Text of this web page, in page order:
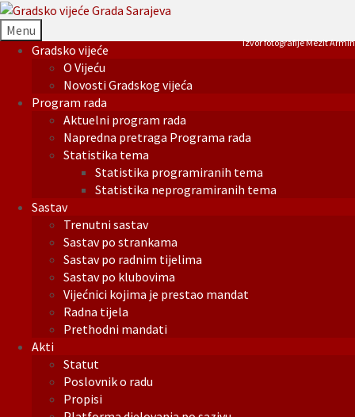
Menu
Gradsko vijeće
O Vijeću
Novosti Gradskog vijeća
Program rada
Aktuelni program rada
Napredna pretraga Programa rada
Statistika tema
Statistika programiranih tema
Statistika neprogramiranih tema
Sastav
Trenutni sastav
Sastav po strankama
Sastav po radnim tijelima
Sastav po klubovima
Vijećnici kojima je prestao mandat
Radna tijela
Prethodni mandati
Akti
Statut
Poslovnik o radu
Propisi
Izvor fotografije Mezit Armin